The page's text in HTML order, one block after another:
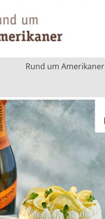
Rund um Amerikaner